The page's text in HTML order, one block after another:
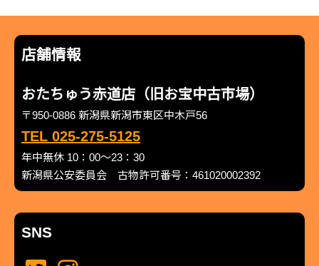
店舗情報
おたちゅう赤道店（旧お宝中古市場）
〒950-0886 新潟県新潟市東区中木戸56
TEL 025-275-5125
年中無休 10：00～23：30
新潟県公安委員会 古物許可番号：461020002392
SNS